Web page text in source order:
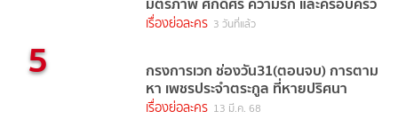
เรื่องย่อละคร 3 วันที่แล้ว
5 กรงการเวก ช่องวัน31(ตอนจบ) การตาม
หา เพชรประจำตระกูล ที่หายปริศนา
เรื่องย่อละคร 13 มี.ค. 68